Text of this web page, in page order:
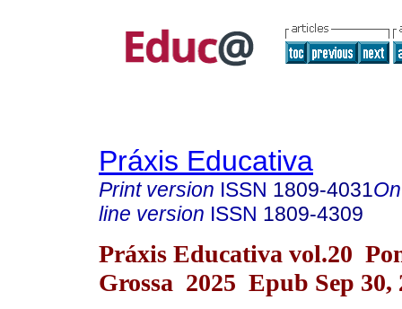
Práxis Educativa
Print version ISSN 1809-4031
line version ISSN 1809-4309
Práxis Educativa vol.20
Grossa 2025 Epub Sep 30,